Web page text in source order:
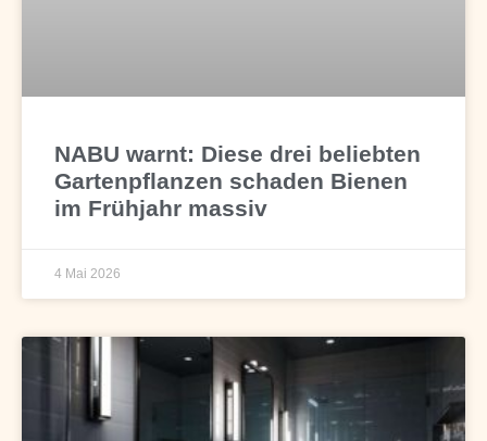
NABU warnt: Diese drei beliebten
Gartenpflanzen schaden Bienen
im Frühjahr massiv
4 Mai 2026